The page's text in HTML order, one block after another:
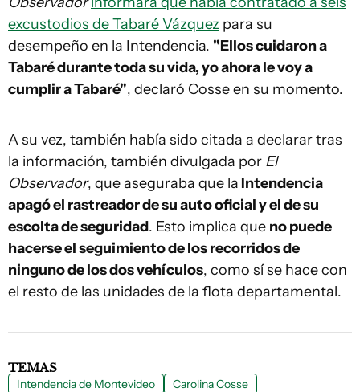
excustodios de Tabaré Vázquez para su
desempeño en la Intendencia. "Ellos cuidaron a
Tabaré durante toda su vida, yo ahora le voy a
cumplir a Tabaré", declaró Cosse en su momento.
A su vez, también había sido citada a declarar tras
la información, también divulgada por El
Observador, que aseguraba que la Intendencia
apagó el rastreador de su auto oficial y el de su
escolta de seguridad. Esto implica que no puede
hacerse el seguimiento de los recorridos de
ninguno de los dos vehículos, como sí se hace con
el resto de las unidades de la flota departamental.
TEMAS
Intendencia de Montevideo Carolina Cosse